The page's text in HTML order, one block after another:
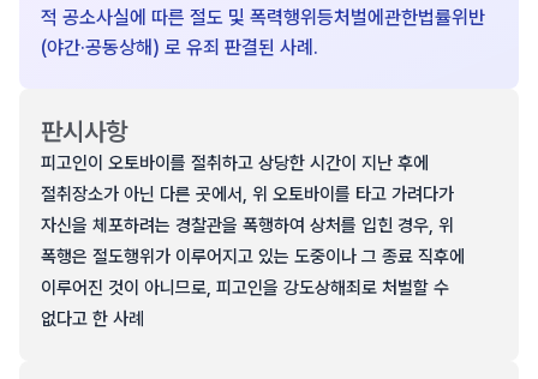
적 공소사실에 따른 절도 및 폭력행위등처벌에관한법률위반
(야간·공동상해) 로 유죄 판결된 사례.
판시사항
피고인이 오토바이를 절취하고 상당한 시간이 지난 후에
절취장소가 아닌 다른 곳에서, 위 오토바이를 타고 가려다가
자신을 체포하려는 경찰관을 폭행하여 상처를 입힌 경우, 위
폭행은 절도행위가 이루어지고 있는 도중이나 그 종료 직후에
이루어진 것이 아니므로, 피고인을 강도상해죄로 처벌할 수
없다고 한 사례